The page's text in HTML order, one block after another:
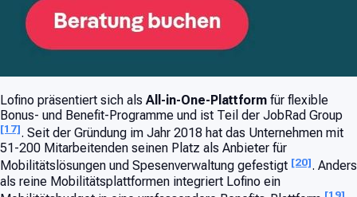
Lofino präsentiert sich als All-in-One-Plattform für flexible
Bonus- und Benefit-Programme und ist Teil der JobRad Group
[17]. Seit der Gründung im Jahr 2018 hat das Unternehmen mit
51-200 Mitarbeitenden seinen Platz als Anbieter für
Mobilitätslösungen und Spesenverwaltung gefestigt [20]. Anders
als reine Mobilitätsplattformen integriert Lofino ein